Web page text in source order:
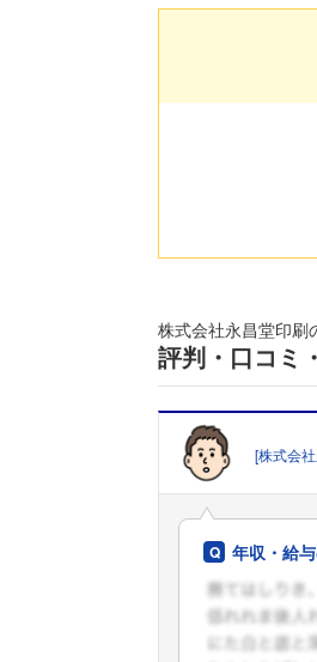
株式会社永昌堂印刷
評判・口コミ
[株式会
年収・給